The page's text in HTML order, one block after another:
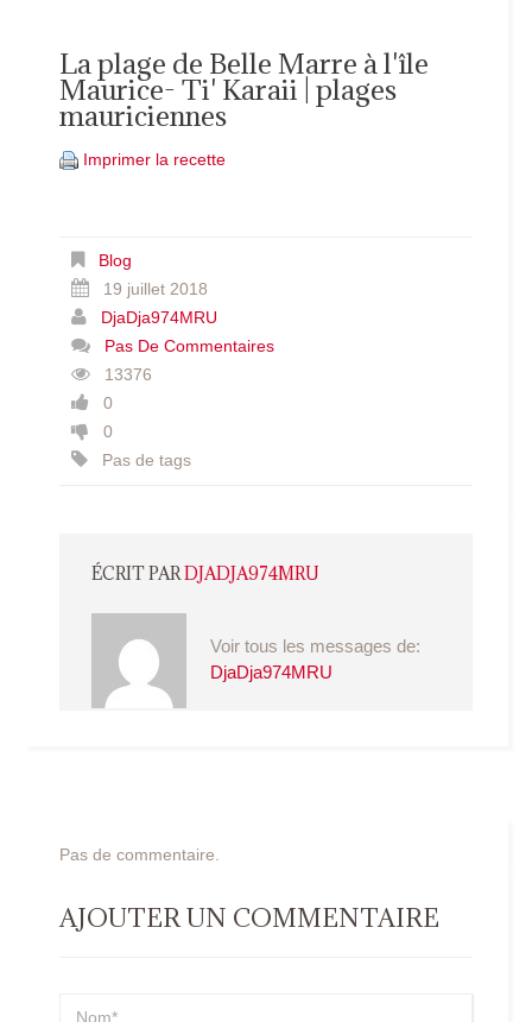
La plage de Belle Marre à l'île
Maurice- Ti' Karaii | plages
mauriciennes
Imprimer la recette
Blog
19 juillet 2018
DjaDja974MRU
Pas De Commentaires
13376
0
0
Pas de tags
ÉCRIT PARDJADJA974MRU
Voir tous les messages de:
DjaDja974MRU
Pas de commentaire.
AJOUTER UN COMMENTAIRE